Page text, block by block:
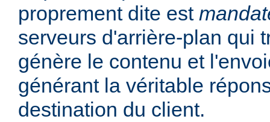
proprement dite est
serveurs d'arrière-plan qui
génère le contenu et
générant la véritable
destination du client.